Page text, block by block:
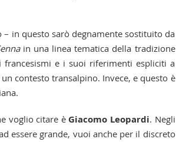
in questo sarò degnamente sostituito da
in una linea tematica della tradizione
e i suoi riferimenti espliciti a
contesto transalpino. Invece, e questo è
voglio citare è Giacomo Leopardi. Negli
essere grande, vuoi anche per il discreto